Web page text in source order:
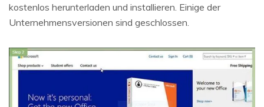
kostenlos herunterladen und installieren. Einige der
Unternehmensversionen sind geschlossen.